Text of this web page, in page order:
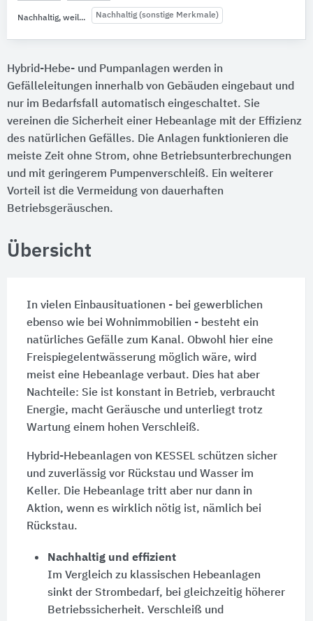
Nachhaltig, weil... Nachhaltig (sonstige Merkmale)
Hybrid-Hebe- und Pumpanlagen werden in
Gefälleleitungen innerhalb von Gebäuden eingebaut und
nur im Bedarfsfall automatisch eingeschaltet. Sie
vereinen die Sicherheit einer Hebeanlage mit der Effizienz
des natürlichen Gefälles. Die Anlagen funktionieren die
meiste Zeit ohne Strom, ohne Betriebsunterbrechungen
und mit geringerem Pumpenverschleiß. Ein weiterer
Vorteil ist die Vermeidung von dauerhaften
Betriebsgeräuschen.
Übersicht
In vielen Einbausituationen - bei gewerblichen
ebenso wie bei Wohnimmobilien - besteht ein
natürliches Gefälle zum Kanal. Obwohl hier eine
Freispiegelentwässerung möglich wäre, wird
meist eine Hebeanlage verbaut. Dies hat aber
Nachteile: Sie ist konstant in Betrieb, verbraucht
Energie, macht Geräusche und unterliegt trotz
Wartung einem hohen Verschleiß.
Hybrid-Hebeanlagen von KESSEL schützen sicher
und zuverlässig vor Rückstau und Wasser im
Keller. Die Hebeanlage tritt aber nur dann in
Aktion, wenn es wirklich nötig ist, nämlich bei
Rückstau.
Nachhaltig und effizient
Im Vergleich zu klassischen Hebeanlagen
sinkt der Strombedarf, bei gleichzeitig höherer
Betriebssicherheit. Verschleiß und